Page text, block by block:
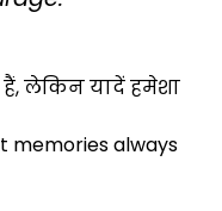
लेकिन यादें हमेशा
memories always